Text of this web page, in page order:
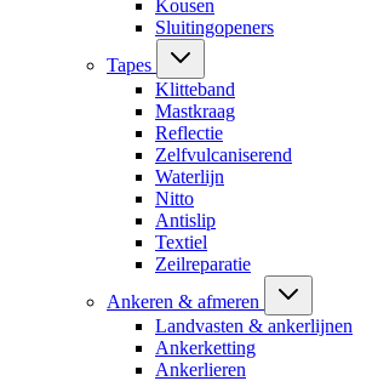
Kousen
Sluitingopeners
Tapes
Klitteband
Mastkraag
Reflectie
Zelfvulcaniserend
Waterlijn
Nitto
Antislip
Textiel
Zeilreparatie
Ankeren & afmeren
Landvasten & ankerlijnen
Ankerketting
Ankerlieren